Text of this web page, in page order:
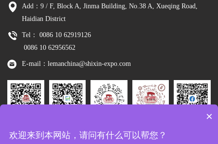
Add：9 / F, Block A, Jinma Building, No.38 A, Xueqing Road,
Haidian District
Tel： 0086 10 62919126
0086 10 62956562
E-mail：lemanchina@shixin-expo.com
Wechat
Tiktok
×
欢迎来到本网站，请问有什么可以帮您？